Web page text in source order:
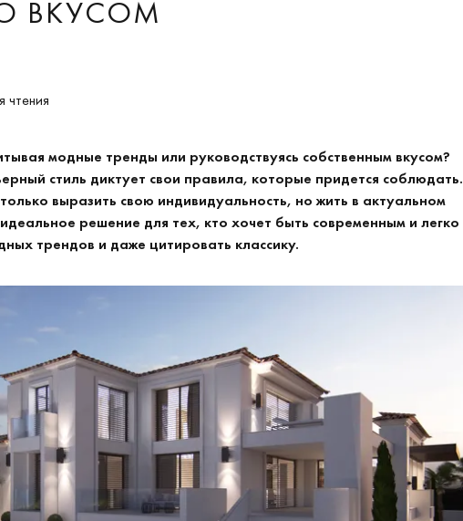
ВКУСОМ
чтения
модные тренды или руководствуясь собственным вкусом?
стиль диктует свои правила, которые придется соблюдать.
выразить свою индивидуальность, но жить в актуальном
решение для тех, кто хочет быть современным и легко
трендов и даже цитировать классику.